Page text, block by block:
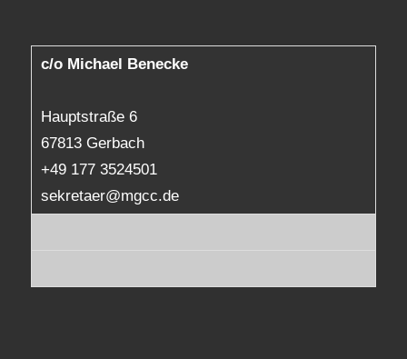
c/o Michael Benecke
Hauptstraße 6
67813 Gerbach
+49 177 3524501
sekretaer@mgcc.de